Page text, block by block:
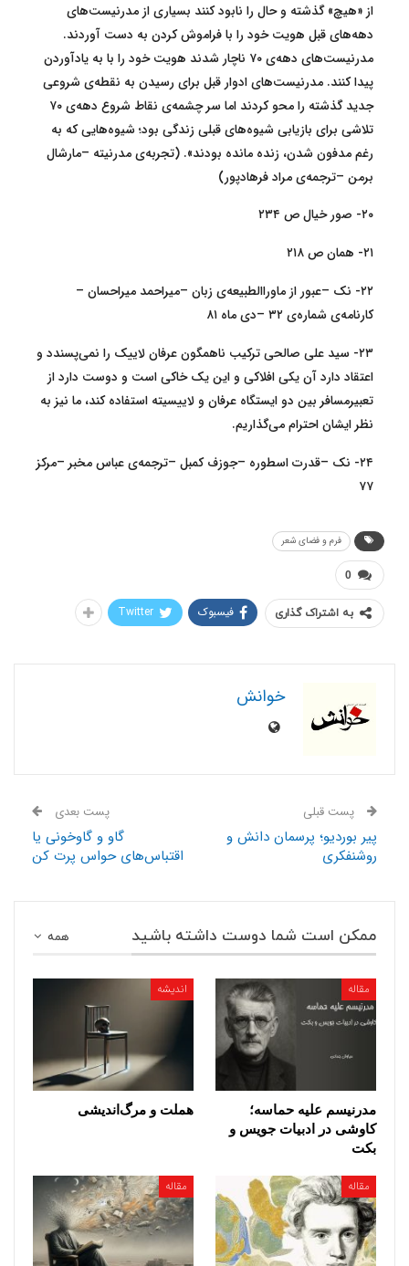
از «هیچ» گذشته و حال را نابود کنند بسیاری از مدرنیست‌های
دهه‌های قبل هویت خود را با فراموش کردن به دست آوردند.
مدرنیست‌های دهه‌ی ۷۰ ناچار شدند هویت خود را با به یادآوردن
پیدا کنند. مدرنیست‌های ادوار قبل برای رسیدن به نقطه‌ی شروعی
جدید گذشته را محو کردند اما سر چشمه‌ی نقاط شروع دهه‌ی ۷۰
تلاشی برای بازیابی شیوه‌های قبلی زندگی بود؛ شیوه‌هایی که به
رغم مدفون شدن، زنده مانده بودند». (تجربه‌ی مدرنیته –مارشال
برمن –ترجمه‌ی مراد فرهادپور)
۲۰- صور خیال ص ۲۳۴
۲۱- همان ص ۲۱۸
۲۲- نک –عبور از ماوراالطبیعه‌ی زبان –میراحمد میراحسان –
کارنامه‌ی شماره‌ی ۳۲ –دی ماه ۸۱
۲۳- سید علی صالحی ترکیب ناهمگون عرفان لاییک را نمی‌پسندد و
اعتقاد دارد آن یکی افلاکی و این یک خاکی است و دوست دارد از
تعبیرمسافر بین دو ایستگاه عرفان و لاییسیته استفاده کند، ما نیز به
نظر ایشان احترام می‌گذاریم.
۲۴- نک –قدرت اسطوره –جوزف کمبل –ترجمه‌ی عباس مخبر –مرکز
۷۷
فرم و فضای شعر
0
به اشتراک گذاری فیسبوک Twitter
خوانش
پست قبلی
پیر بوردیو؛ پرسمان دانش و
روشنفکری
پست بعدی
گاو و گاوخونی یا
اقتباس‌های حواس پرت کن
همه ممکن است شما دوست داشته باشید
مقاله
مدرنیسم علیه حماسه؛
کاوشی در ادبیات جویس و
بکت
اندیشه
هملت و مرگ‌اندیشی
مقاله مقاله